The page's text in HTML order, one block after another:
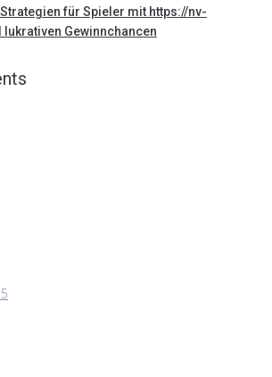
für Spieler mit https://nv-
Gewinnchancen